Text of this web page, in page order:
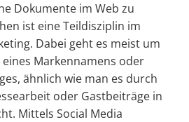
Dokumente im Web zu
ist eine Teildisziplin im
Dabei geht es meist um
Markennamens oder
ähnlich wie man es durch
oder Gastbeiträge in
Mittels Social Media